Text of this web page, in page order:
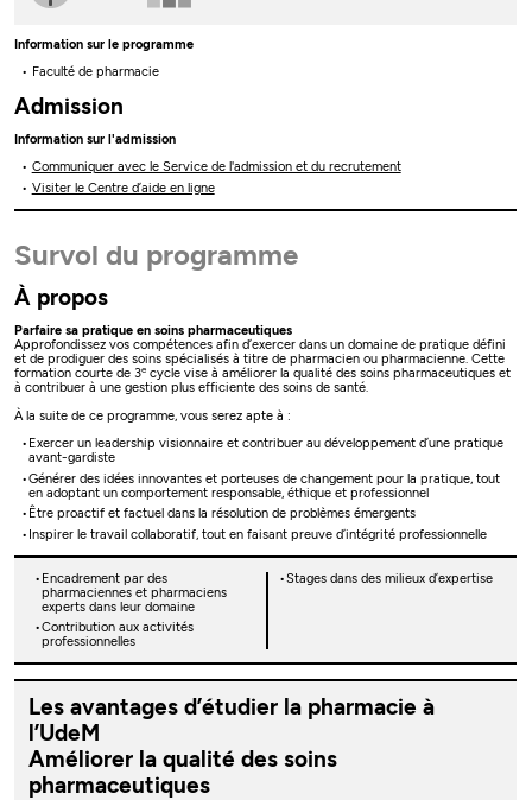
Information sur le programme
Faculté de pharmacie
Admission
Information sur l'admission
Communiquer avec le Service de l'admission et du recrutement
Visiter le Centre d’aide en ligne
Survol du programme
À propos
Parfaire sa pratique en soins pharmaceutiques
Approfondissez vos compétences afin d’exercer dans un domaine de pratique défini
et de prodiguer des soins spécialisés à titre de pharmacien ou pharmacienne. Cette
formation courte de 3e cycle vise à améliorer la qualité des soins pharmaceutiques et
à contribuer à une gestion plus efficiente des soins de santé.
À la suite de ce programme, vous serez apte à :
Exercer un leadership visionnaire et contribuer au développement d’une pratique
avant-gardiste
Générer des idées innovantes et porteuses de changement pour la pratique, tout
en adoptant un comportement responsable, éthique et professionnel
Être proactif et factuel dans la résolution de problèmes émergents
Inspirer le travail collaboratif, tout en faisant preuve d’intégrité professionnelle
Encadrement par des
pharmaciennes et pharmaciens
experts dans leur domaine
Stages dans des milieux d’expertise
Contribution aux activités
professionnelles
Les avantages d’étudier la pharmacie à
l’UdeM
Améliorer la qualité des soins
pharmaceutiques